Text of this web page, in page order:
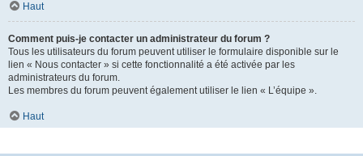
Haut
Comment puis-je contacter un administrateur du forum ?
Tous les utilisateurs du forum peuvent utiliser le formulaire disponible sur le
lien « Nous contacter » si cette fonctionnalité a été activée par les
administrateurs du forum.
Les membres du forum peuvent également utiliser le lien « L’équipe ».
Haut